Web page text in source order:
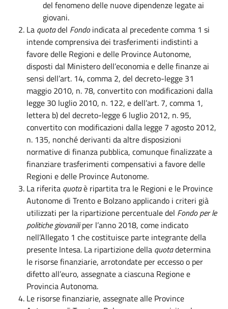
del fenomeno delle nuove dipendenze legate ai
giovani.
La quotadel Fondoindicata al precedente comma 1 si
intende comprensiva dei trasferimenti indistinti a
favore delle Regioni e delle Province Autonome,
disposti dal Ministero dell’economia e delle finanze ai
sensi dell’art. 14, comma 2, del decreto-legge 31
maggio 2010, n. 78, convertito con modificazioni dalla
legge 30 luglio 2010, n. 122, e dell’art. 7, comma 1,
lettera b) del decreto-legge 6 luglio 2012, n. 95,
convertito con modificazioni dalla legge 7 agosto 2012,
n. 135, nonché derivanti da altre disposizioni
normative di finanza pubblica, comunque finalizzate a
finanziare trasferimenti compensativi a favore delle
Regioni e delle Province Autonome.
La riferita quotaè ripartita tra le Regioni e le Province
Autonome di Trento e Bolzano applicando i criteri già
utilizzati per la ripartizione percentuale del Fondo per le
politiche giovaniliper l’anno 2018, come indicato
nell’Allegato 1 che costituisce parte integrante della
presente Intesa. La ripartizione della quotadetermina
le risorse finanziarie, arrotondate per eccesso o per
difetto all’euro, assegnate a ciascuna Regione e
Provincia Autonoma.
Le risorse finanziarie, assegnate alle Province